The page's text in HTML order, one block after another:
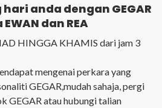
anda dengan GEGAR
dan REA
HINGGA KHAMIS dari jam 3
mengenai perkara yang
GEGAR,mudah sahaja, pergi
GEGAR atau hubungi talian